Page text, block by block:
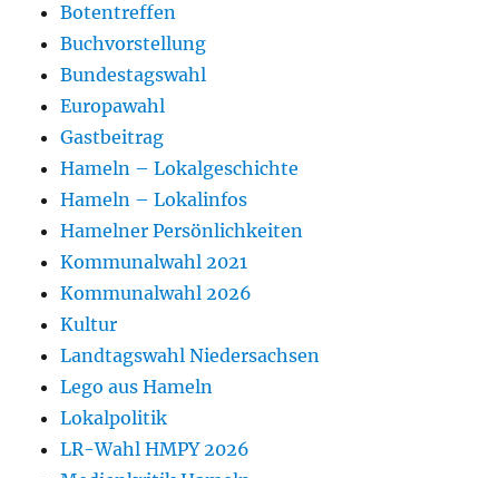
Botentreffen
Buchvorstellung
Bundestagswahl
Europawahl
Gastbeitrag
Hameln – Lokalgeschichte
Hameln – Lokalinfos
Hamelner Persönlichkeiten
Kommunalwahl 2021
Kommunalwahl 2026
Kultur
Landtagswahl Niedersachsen
Lego aus Hameln
Lokalpolitik
LR-Wahl HMPY 2026